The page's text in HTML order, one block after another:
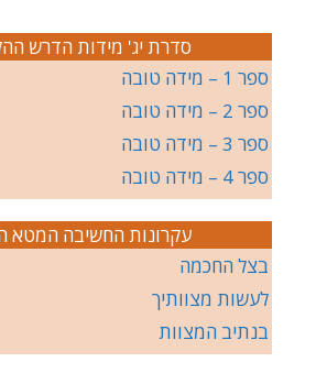
סדרת יג' מידות הדרש
ספר 1 – מידה טובה
ספר 2 – מידה טובה
ספר 3 – מידה טובה
ספר 4 – מידה טובה
עקרונות החשיבה המטא
בצל החכמה
לעשות מצוותיך
בנתיב המצוות